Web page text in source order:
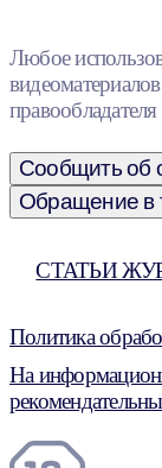
Любое
Сообщить об
Обращение в
СТАТЬИ
Политика
На